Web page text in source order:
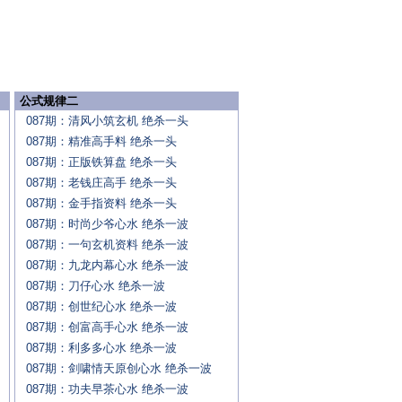
公式规律二
087期：清风小筑玄机 绝杀一头
087期：精准高手料 绝杀一头
087期：正版铁算盘 绝杀一头
087期：老钱庄高手 绝杀一头
087期：金手指资料 绝杀一头
087期：时尚少爷心水 绝杀一波
087期：一句玄机资料 绝杀一波
087期：九龙内幕心水 绝杀一波
087期：刀仔心水 绝杀一波
087期：创世纪心水 绝杀一波
087期：创富高手心水 绝杀一波
087期：利多多心水 绝杀一波
087期：剑啸情天原创心水 绝杀一波
087期：功夫早茶心水 绝杀一波